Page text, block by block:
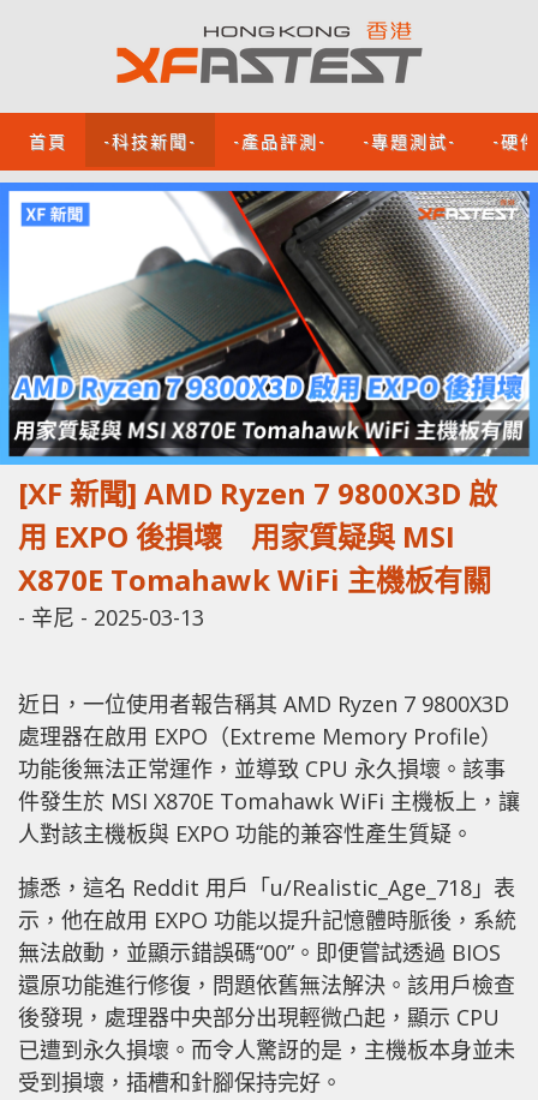
首頁 -科技新聞- -產品評測- -專題測試- -硬
[XF 新聞] AMD Ryzen 7 9800X3D 啟
用 EXPO 後損壞 用家質疑與 MSI
X870E Tomahawk WiFi 主機板有關
- 辛尼 - 2025-03-13
近日，一位使用者報告稱其 AMD Ryzen 7 9800X3D
處理器在啟用 EXPO（Extreme Memory Profile）
功能後無法正常運作，並導致 CPU 永久損壞。該事
件發生於 MSI X870E Tomahawk WiFi 主機板上，讓
人對該主機板與 EXPO 功能的兼容性產生質疑。
據悉，這名 Reddit 用戶「u/Realistic_Age_718」表
示，他在啟用 EXPO 功能以提升記憶體時脈後，系統
無法啟動，並顯示錯誤碼“00”。即便嘗試透過 BIOS
還原功能進行修復，問題依舊無法解決。該用戶檢查
後發現，處理器中央部分出現輕微凸起，顯示 CPU
已遭到永久損壞。而令人驚訝的是，主機板本身並未
受到損壞，插槽和針腳保持完好。